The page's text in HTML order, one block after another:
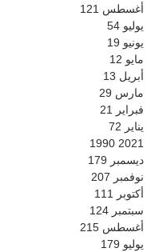
أغسطس 121
يوليو 54
يونيو 19
مايو 12
أبريل 13
مارس 29
فبراير 21
يناير 72
2021
1990
ديسمبر 179
نوفمبر 207
أكتوبر 111
سبتمبر 124
أغسطس 215
يوليو 179